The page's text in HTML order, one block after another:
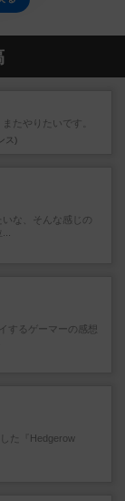
たやりたいです。
ス)
な、そんな感じの
するゲーマーの感想
た『Hedgerow